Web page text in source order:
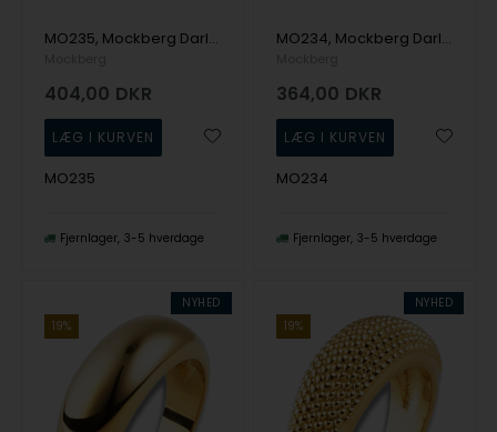
MO235, Mockberg Darling Necklace Gold Halskæde
404,00 DKR
MO235
Fjernlager 3-5 hverdage
MO234, Mockberg Darling Bracelet Gold Armbånd
364,00 DKR
MO234
Fjernlager 3-5 hverdage
NYHED
19%
NYHED
19%